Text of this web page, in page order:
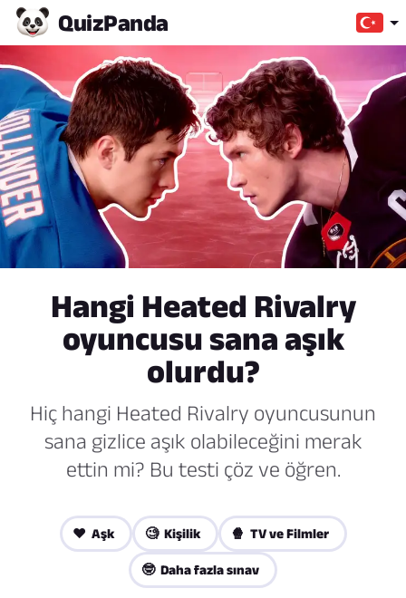
QuizPanda
Hangi Heated Rivalry
oyuncusu sana aşık
olurdu?
Hiç hangi Heated Rivalry oyuncusunun
sana gizlice aşık olabileceğini merak
ettin mi? Bu testi çöz ve öğren.
❤️ Aşk 🧐 Kişilik 🍿 TV ve Filmler
🤓 Daha fazla sınav